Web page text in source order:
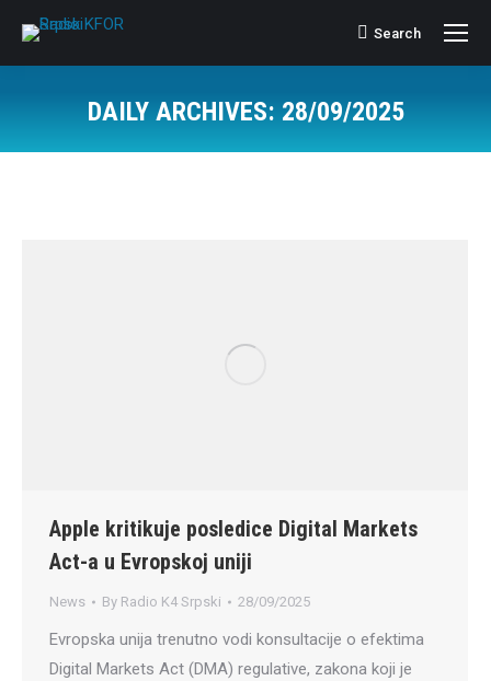
Search:
Search
DAILY ARCHIVES: 28/09/2025
Apple kritikuje posledice Digital Markets
Act-a u Evropskoj uniji
News By Radio K4 Srpski 28/09/2025
Evropska unija trenutno vodi konsultacije o efektima
Digital Markets Act (DMA) regulative, zakona koji je